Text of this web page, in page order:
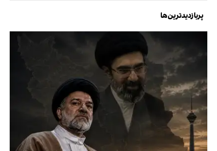
پربازدیدترین‌ها